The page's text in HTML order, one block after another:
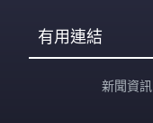
有用連結
新聞資訊